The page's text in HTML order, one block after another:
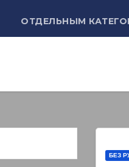
ОТДЕЛЬНЫМ
БЕЗ